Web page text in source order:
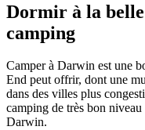
Dormir à la
camping
Camper à Darwin est une
End peut offrir, dont une
dans des villes plus
camping de très bon
Darwin.